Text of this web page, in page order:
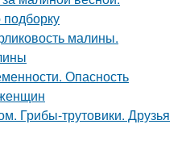
малины.
Опасность
Грибы-трутовики. Друзья